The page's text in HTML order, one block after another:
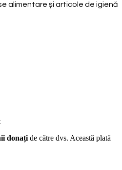
alimentare și articole de igienă
donați de către dvs. Această plată